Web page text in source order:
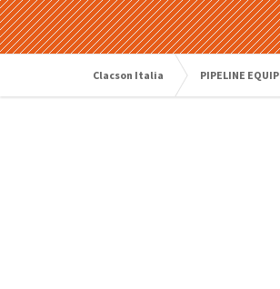
Clacson Italia PIPELINE